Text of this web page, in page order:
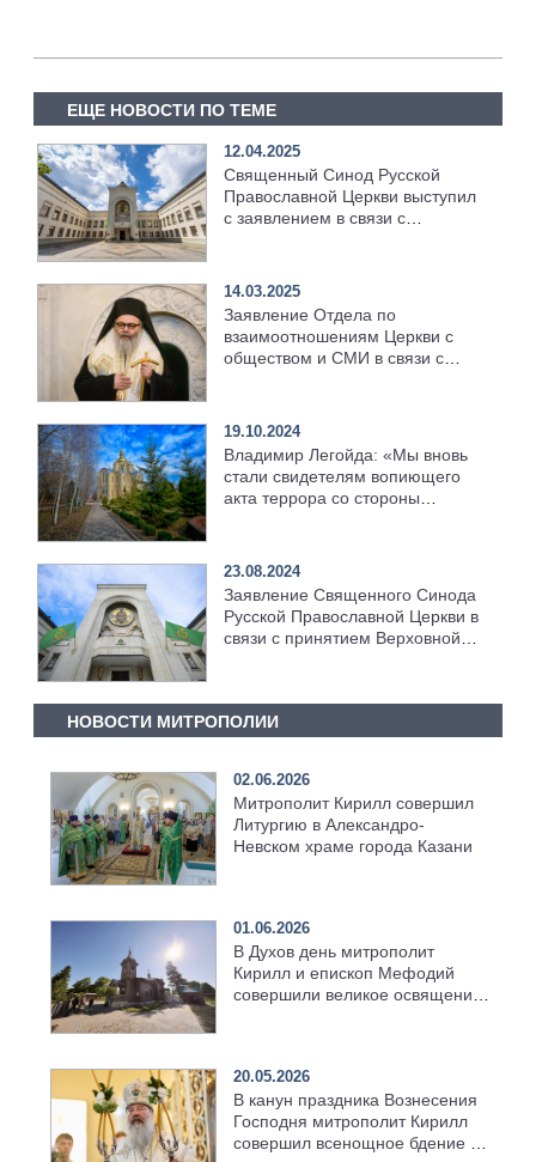
ЕЩЕ НОВОСТИ ПО ТЕМЕ
12.04.2025
Священный Синод Русской
Православной Церкви выступил
с заявлением в связи с
Эстонской Православной Церкви
14.03.2025
Заявление Отдела по
взаимоотношениям Церкви с
обществом и СМИ в связи с
19.10.2024
Владимир Легойда: «Мы вновь
стали свидетелям вопиющего
акта террора со стороны
Украинской Православной
Церкви»
23.08.2024
Заявление Священного Синода
Русской Православной Церкви в
связи с принятием Верховной
Украинской Православной
Церкви
НОВОСТИ МИТРОПОЛИИ
02.06.2026
Митрополит Кирилл совершил
Литургию в Александро-
Невском храме города Казани
01.06.2026
В Духов день митрополит
Кирилл и епископ Мефодий
совершили великое освящение
20.05.2026
В канун праздника Вознесения
Господня митрополит Кирилл
совершил всенощное бдение в